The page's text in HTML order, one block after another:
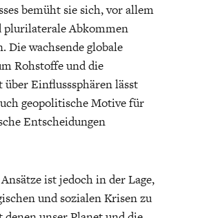
ECONOMY
bemüht sie sich, vor allem
plurilaterale Abkommen
Die wachsende globale
Rohstoffe und die
Einflusssphären lässt
geopolitische Motive für
Entscheidungen
ist jedoch in der Lage,
und sozialen Krisen zu